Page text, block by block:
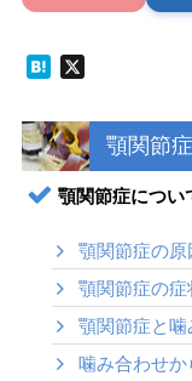
顎関節
顎関節症につい
顎関節症の原
顎関節症の症
顎関節症と
噛み合わせ
Hatena